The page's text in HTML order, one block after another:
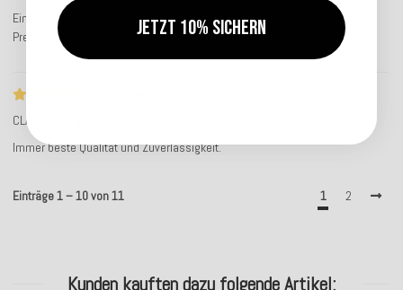
Einfacher Bestellvorgang, schnelle Lieferung
Preis & Leistung okay
CLAUDIA E.
Immer beste Qualität und Zuverlässigkeit.
Einträge 1 – 10 von 11 1 2
Kunden kauften dazu folgende Artikel:
Jetzt 10% sichern